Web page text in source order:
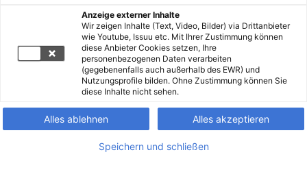
Anzeige externer Inhalte
Wir zeigen Inhalte (Text, Video, Bilder) via Drittanbieter
wie Youtube, Issuu etc. Mit Ihrer Zustimmung können
diese Anbieter Cookies setzen, Ihre
personenbezogenen Daten verarbeiten
(gegebenenfalls auch außerhalb des EWR) und
Nutzungsprofile bilden. Ohne Zustimmung können Sie
diese Inhalte nicht sehen.
Alles ablehnen Alles akzeptieren
Speichern und schließen